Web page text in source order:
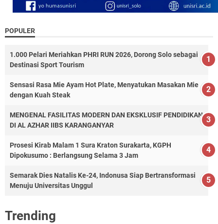
POPULER
1.000 Pelari Meriahkan PHRI RUN 2026, Dorong Solo sebagai
Destinasi Sport Tourism
Sensasi Rasa Mie Ayam Hot Plate, Menyatukan Masakan Mie
dengan Kuah Steak
MENGENAL FASILITAS MODERN DAN EKSKLUSIF PENDIDIKAN
DI AL AZHAR IIBS KARANGANYAR
Prosesi Kirab Malam 1 Sura Kraton Surakarta, KGPH
Dipokusumo : Berlangsung Selama 3 Jam
Semarak Dies Natalis Ke-24, Indonusa Siap Bertransformasi
Menuju Universitas Unggul
Trending